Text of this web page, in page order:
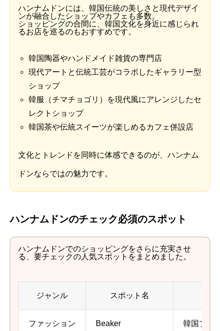
ハンナムドンには、韓国伝統の美しさと現代デザイ
ンが融合したショップやカフェも多数。
ショッピングの合間に、韓国文化を身近に感じられ
るお店を巡るのもおすすめです。
韓国陶器やハンドメイド雑貨の専門店
現代アートと伝統工芸がコラボしたギャラリー型
ショップ
韓服（チマチョゴリ）を現代風にアレンジしたセ
レクトショップ
韓国茶や伝統スイーツが楽しめるカフェ併設店
文化とトレンドを同時に体感できるのが、ハンナム
ドンならではの魅力です。
ハンナムドンのチェック必須のスポット
ハンナムドンでのショッピングをさらに充実させ
る、要チェックの人気スポットをまとめました。
ジャンル スポット名
ファッション Beaker 韓国ブラ